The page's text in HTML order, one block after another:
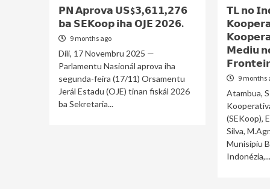
𝗣𝗡 𝗔𝗽𝗿𝗼𝘃𝗮 𝗨𝗦$𝟯,𝟲𝟭𝟭,𝟮𝟳𝟲
𝗯𝗮 𝗦𝗘𝗞𝗼𝗼𝗽 𝗶𝗵𝗮 𝗢𝗝𝗘 𝟮𝟬𝟮𝟲.
9 months ago
Díli, 17 Novembru 2025 —
Parlamentu Nasionál aprova iha
segunda-feira (17/11) Orsamentu
Jerál Estadu (OJE) tinan fiskál 2026
ba Sekretaria...
𝗧𝗟 𝗻𝗼
𝗠𝗲𝗱𝗶𝘂
9 months
Atambua,
(SEKoop),
Silva,
Munisípiu
Indonézia,...